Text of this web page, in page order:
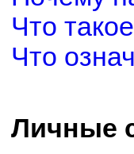
Что
Что
Личные